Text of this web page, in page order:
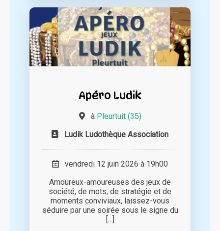
Apéro Ludik
à Pleurtuit (35)
Ludik Ludothèque Association
vendredi 12 juin 2026 à 19h00
Amoureux-amoureuses des jeux de
société, de mots, de stratégie et de
moments conviviaux, laissez-vous
séduire par une soirée sous le signe du
[...]